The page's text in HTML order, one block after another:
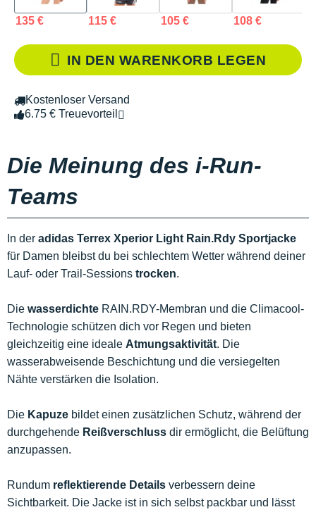
135 € 115 € 105 € 108 €
IN DEN WARENKORB LEGEN
Kostenloser Versand
6.75 € Treuevorteil
Die Meinung des i-Run-
Teams
In der adidas Terrex Xperior Light Rain.Rdy Sportjacke
für Damen bleibst du bei schlechtem Wetter während deiner
Lauf- oder Trail-Sessions trocken.
Die wasserdichte RAIN.RDY-Membran und die Climacool-
Technologie schützen dich vor Regen und bieten
gleichzeitig eine ideale Atmungsaktivität. Die
wasserabweisende Beschichtung und die versiegelten
Nähte verstärken die Isolation.
Die Kapuze bildet einen zusätzlichen Schutz, während der
durchgehende Reißverschluss dir ermöglicht, die Belüftung
anzupassen.
Rundum reflektierende Details verbessern deine
Sichtbarkeit. Die Jacke ist in sich selbst packbar und lässt